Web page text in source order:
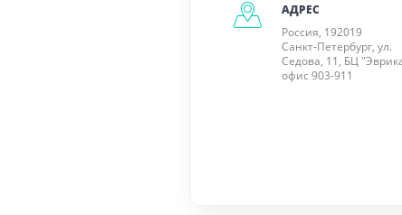
АДРЕС
Россия, 192019
Санкт-Петербург, ул.
Седова, 11, БЦ
офис 903-911